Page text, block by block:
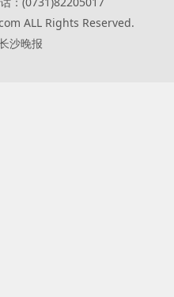
ALL Rights Reserved.
沙晚报